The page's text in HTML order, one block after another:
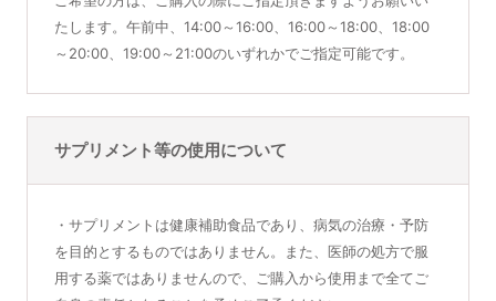
たします。午前中、14:00～16:00、16:00～18:00、18:00
～20:00、19:00～21:00のいずれかでご指定可能です。
サプリメント等の使用について
・サプリメントは健康補助食品であり、病気の治療・予防
を目的とするものではありません。また、医師の処方で服
用する薬ではありませんので、ご購入から使用まで全てご